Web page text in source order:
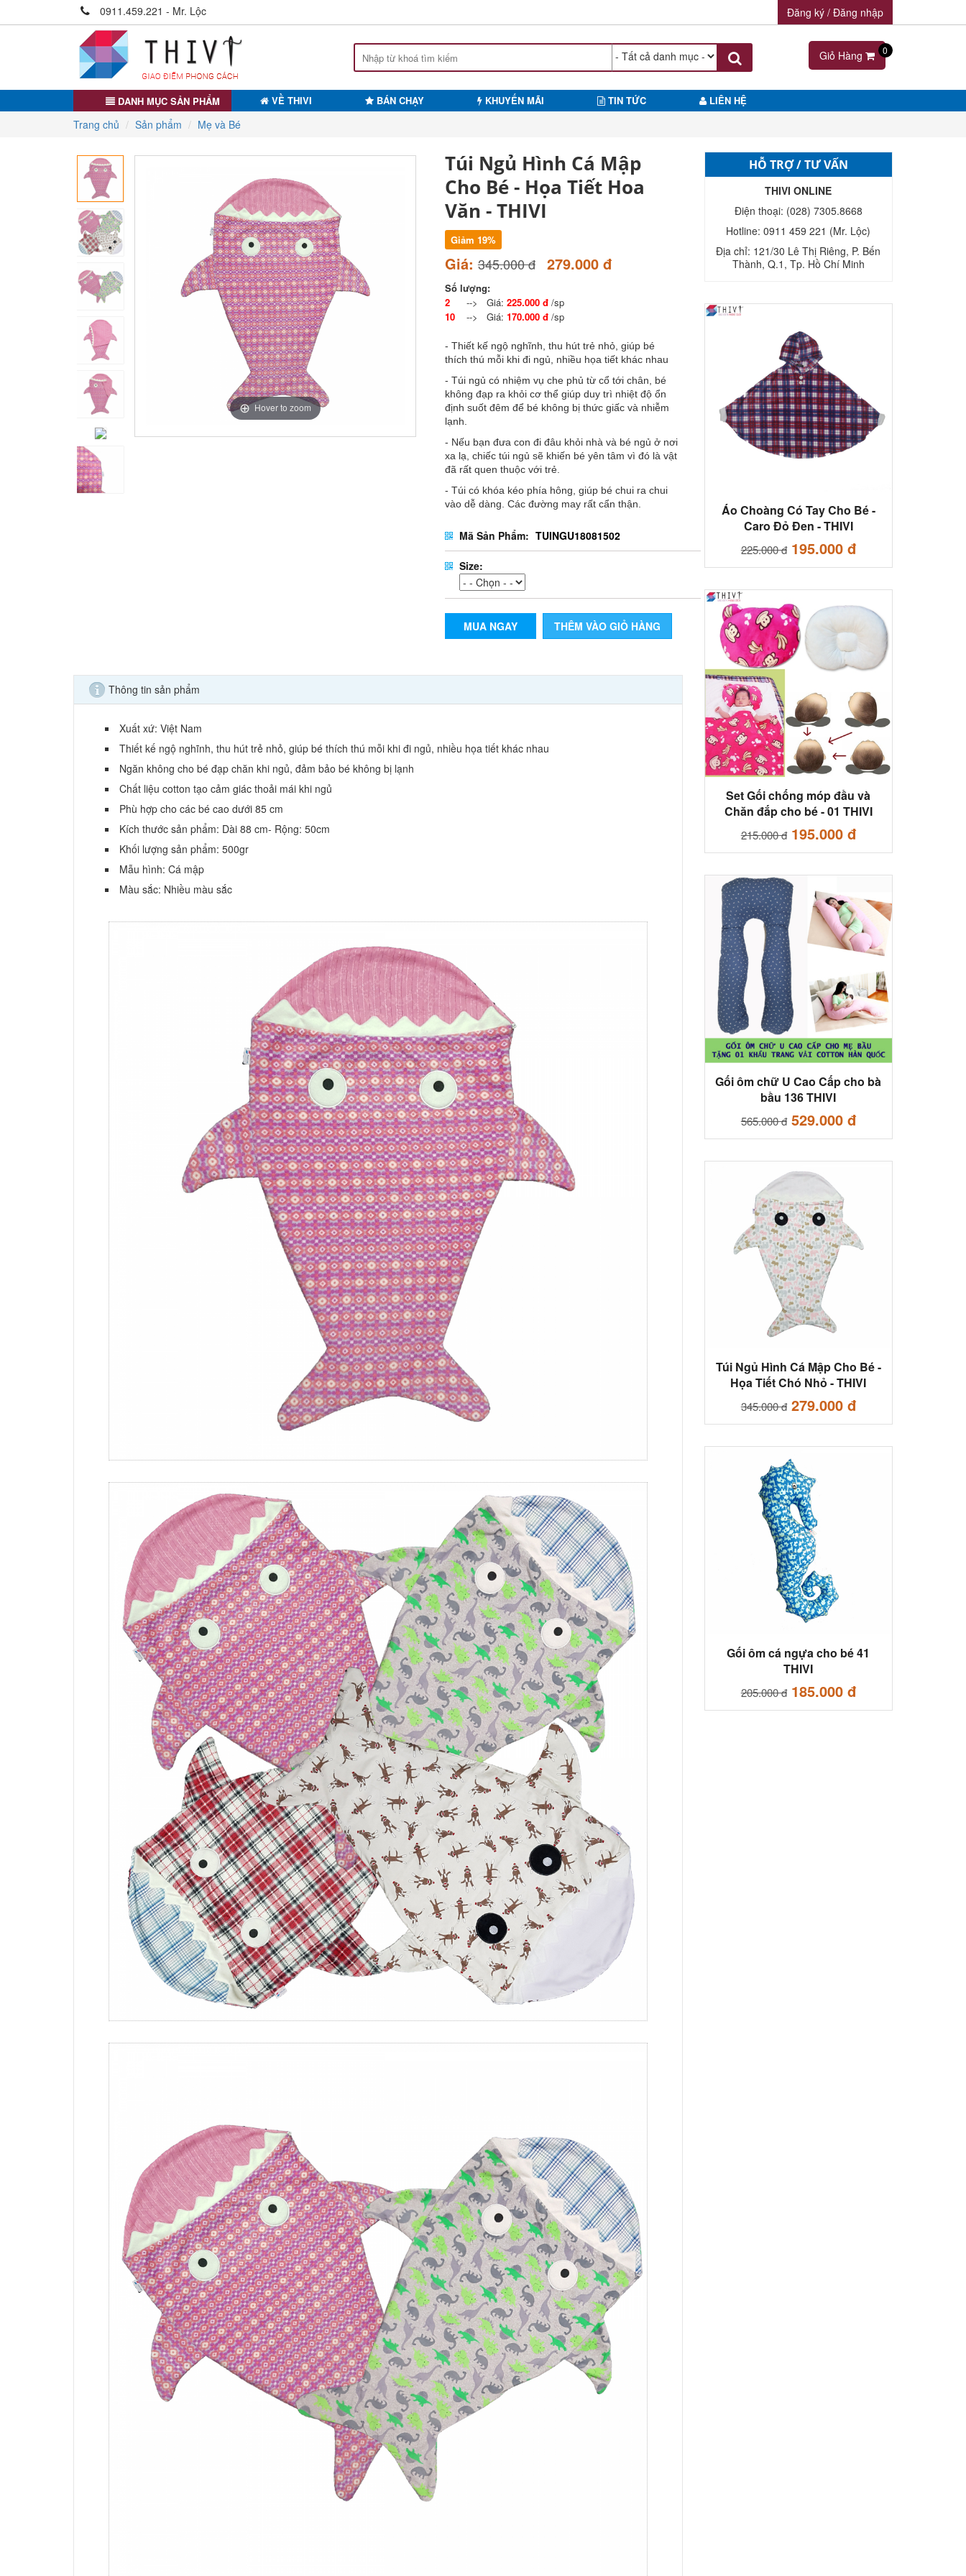
0911.459.221 - Mr. Lộc Đăng ký / Đăng nhập
Giỏ Hàng 0
DANH MỤC SẢN PHẨM VỀ THIVI BÁN CHẠY KHUYẾN MÃI TIN TỨC LIÊN HỆ
Trang chủ Sản phẩm Mẹ và Bé
Hover to zoom
Túi Ngủ Hình Cá Mập
Cho Bé - Họa Tiết Hoa
Văn - THIVI
Giảm 19%
Giá: 345.000 đ 279.000 đ
Số lượng:
2
--> Giá: 225.000 đ/sp
10--> Giá: 170.000 đ/sp
- Thiết kế ngộ nghĩnh, thu hút trẻ nhỏ, giúp bé
thích thú mỗi khi đi ngủ, nhiều họa tiết khác nhau
- Túi ngủ có nhiệm vụ che phủ từ cổ tới chân, bé
không đạp ra khỏi cơ thể giúp duy trì nhiệt độ ổn
định suốt đêm để bé không bị thức giấc và nhiễm
lạnh.
- Nếu bạn đưa con đi đâu khỏi nhà và bé ngủ ở nơi
xa lạ, chiếc túi ngủ sẽ khiến bé yên tâm vì đó là vật
đã rất quen thuộc với trẻ.
- Túi có khóa kéo phía hông, giúp bé chui ra chui
vào dễ dàng. Các đường may rất cẩn thận.
Mã Sản Phẩm: TUINGU18081502
Size:
MUA NGAY THÊM VÀO GIỎ HÀNG
Thông tin sản phẩm
Xuất xứ: Việt Nam
Thiết kế ngộ nghĩnh, thu hút trẻ nhỏ, giúp bé thích thú mỗi khi đi ngủ, nhiều họa tiết khác nhau
Ngăn không cho bé đạp chăn khi ngủ, đảm bảo bé không bị lạnh
Chất liệu cotton tạo cảm giác thoải mái khi ngủ
Phù hợp cho các bé cao dưới 85 cm
Kích thước sản phẩm: Dài 88 cm- Rộng: 50cm
Khối lượng sản phẩm: 500gr
Mẫu hình: Cá mập
Màu sắc: Nhiều màu sắc
HỖ TRỢ / TƯ VẤN
THIVI ONLINE
Điện thoại: (028) 7305.8668
Hotline: 0911 459 221 (Mr. Lộc)
Địa chỉ: 121/30 Lê Thị Riêng, P. Bến
Thành, Q.1, Tp. Hồ Chí Minh
Áo Choàng Có Tay Cho Bé -
Caro Đỏ Đen - THIVI
225.000 đ195.000 đ
Set Gối chống móp đầu và
Chăn đắp cho bé - 01 THIVI
215.000 đ195.000 đ
Gối ôm chữ U Cao Cấp cho bà
bầu 136 THIVI
565.000 đ529.000 đ
Túi Ngủ Hình Cá Mập Cho Bé -
Họa Tiết Chó Nhỏ - THIVI
345.000 đ279.000 đ
Gối ôm cá ngựa cho bé 41
THIVI
205.000 đ185.000 đ